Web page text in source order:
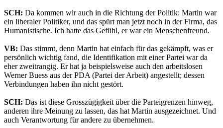
SCH: Da kommen wir auch in die Richtung der Politik: Martin war
ein liberaler Politiker, und das spürt man jetzt noch in der Firma, das
Humanistische. Ich hatte das Gefühl, er war ein Menschenfreund.
VB: Das stimmt, denn Martin hat einfach für das gekämpft, was er
persönlich wichtig fand, die Identifikation mit einer Partei war da
eher zweitrangig. Er hat ja beispielsweise auch den arbeitslosen
Werner Buess aus der PDA (Partei der Arbeit) angestellt; dessen
Verbindungen haben ihn nicht gestört.
SCH: Das ist diese Grosszügigkeit über die Parteigrenzen hinweg,
anderen ihre Meinung zu lassen, das hat Martin ausgezeichnet. Und
auch Verantwortung für andere zu übernehmen.